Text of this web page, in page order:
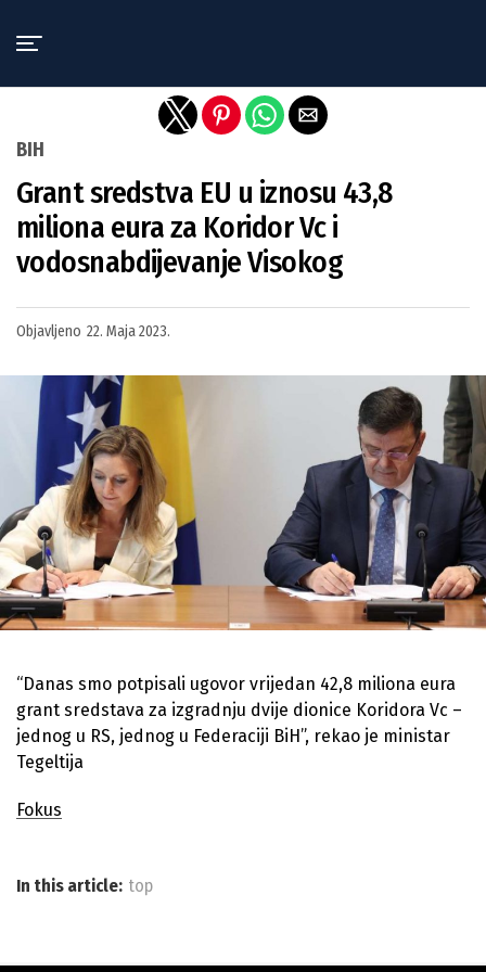
BIH
Grant sredstva EU u iznosu 43,8
miliona eura za Koridor Vc i
vodosnabdijevanje Visokog
Objavljeno 22. Maja 2023.
“Danas smo potpisali ugovor vrijedan 42,8 miliona eura
grant sredstava za izgradnju dvije dionice Koridora Vc –
jednog u RS, jednog u Federaciji BiH”, rekao je ministar
Tegeltija
Fokus
In this article: top